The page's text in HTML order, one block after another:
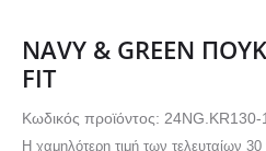
NAVY & GREEN
FIT
Κωδικός προϊόντος:
Η χαμηλότερη τιμή των τελευταίων 30